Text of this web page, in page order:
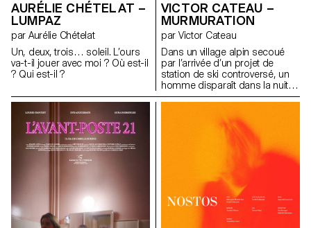
AURÉLIE CHÉTELAT –
LUMPAZ
par Aurélie Chételat
Un, deux, trois… soleil. L’ours
va-t-il jouer avec moi ? Où est-il
? Qui est-il ?
VICTOR CATEAU –
MURMURATION
par Victor Cateau
Dans un village alpin secoué
par l’arrivée d’un projet de
station de ski controversé, un
homme disparaît dans la nuit.
Dépassée par les événements,
essaie de comprendre les
forces à l’œuvre.